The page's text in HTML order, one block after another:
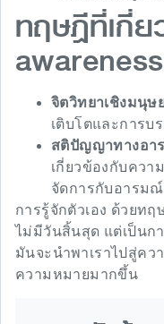
ทฤษฎีที่เกี่
awareness
จิตวิทยาเชิงมนุษ
เติบโตและการบ
สติปัญญาทางอา
เกี่ยวข้องกับควา
จัดการกับอารม
การรู้จักตัวเอง ด้วยท
ไม่มีวันสิ้นสุด แต่เป็นก
มันจะนำพาเราไปสู่คว
ความหมายมากขึ้น